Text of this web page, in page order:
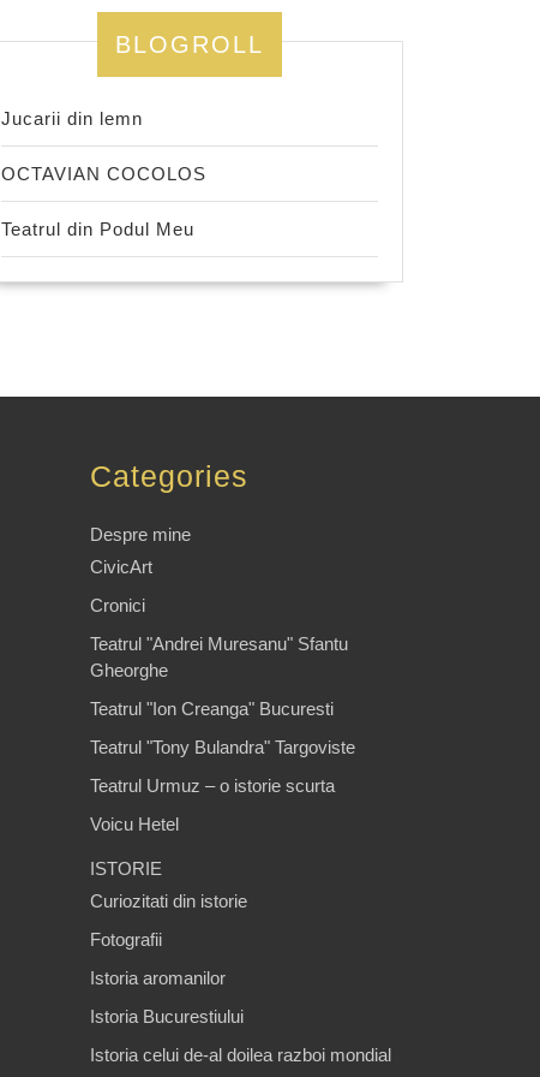
BLOGROLL
Jucarii din lemn
OCTAVIAN COCOLOS
Teatrul din Podul Meu
Categories
Despre mine
CivicArt
Cronici
Teatrul "Andrei Muresanu" Sfantu
Gheorghe
Teatrul "Ion Creanga" Bucuresti
Teatrul "Tony Bulandra" Targoviste
Teatrul Urmuz – o istorie scurta
Voicu Hetel
ISTORIE
Curiozitati din istorie
Fotografii
Istoria aromanilor
Istoria Bucurestiului
Istoria celui de-al doilea razboi mondial